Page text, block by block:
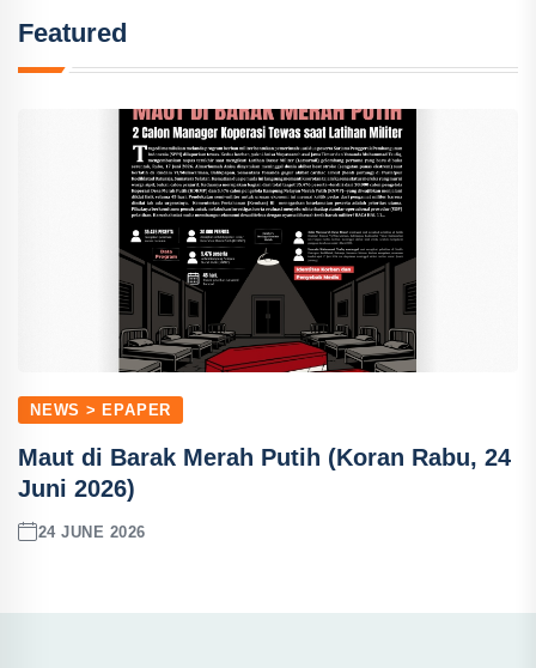
Featured
NEWS > EPAPER
Maut di Barak Merah Putih (Koran Rabu, 24
Juni 2026)
24 JUNE 2026